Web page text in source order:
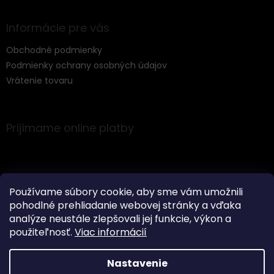
Používame súbory cookie, aby sme vám umožnili
pohodlné prehliadanie webovej stránky a vďaka
analýze neustále zlepšovali jej funkcie, výkon a
použiteľnosť. Viac informácií
Nastavenie
Informácie pre vás
Obchodné podmienky
Podmienky ochrany osobných údajov
Vrátenie tovaru
Prijímame online platby
Instagram
Vytvoril Shoptet